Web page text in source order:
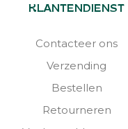
KLANTENDIENST
Contacteer ons
Verzending
Bestellen
Retourneren